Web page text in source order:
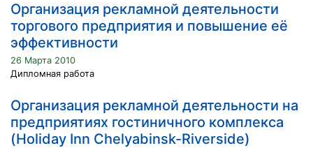
Организация рекламной деятельности
торгового предприятия и повышение её
эффективности
26 Марта 2010
Дипломная работа
Организация рекламной деятельности на
предприятиях гостиничного комплекса
(Holiday Inn Chelyabinsk-Riverside)